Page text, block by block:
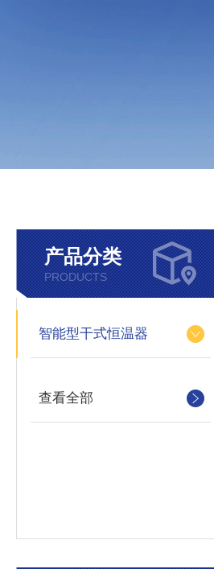
产品分类
PRODUCTS
智能型干式恒温器
查看全部